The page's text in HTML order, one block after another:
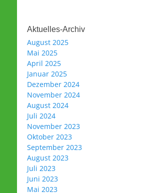
Aktuelles-Archiv
August 2025
Mai 2025
April 2025
Januar 2025
Dezember 2024
November 2024
August 2024
Juli 2024
November 2023
Oktober 2023
September 2023
August 2023
Juli 2023
Juni 2023
Mai 2023